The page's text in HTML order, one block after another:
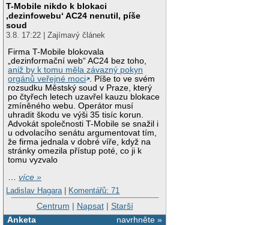
T-Mobile nikdo k blokaci
‚dezinfowebu‘ AC24 nenutil, píše
soud
3.8. 17:22 | Zajímavý článek
Firma T-Mobile blokovala
„dezinformační web“ AC24 bez toho,
aniž by k tomu měla závazný pokyn
orgánů veřejné moci . Píše to ve svém
rozsudku Městský soud v Praze, který
po čtyřech letech uzavřel kauzu blokace
zmíněného webu. Operátor musí
uhradit škodu ve výši 35 tisíc korun.
Advokát společnosti T-Mobile se snažil i
u odvolacího senátu argumentovat tím,
že firma jednala v dobré víře, když na
stránky omezila přístup poté, co ji k
tomu vyzvalo
…více »
Ladislav Hagara | Komentářů: 71
Centrum | Napsat| Starší
navrhněte »
Anketa